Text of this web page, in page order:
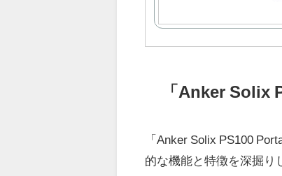
「Anker Solix
「Anker Solix PS100
的な機能と特徴を深掘り